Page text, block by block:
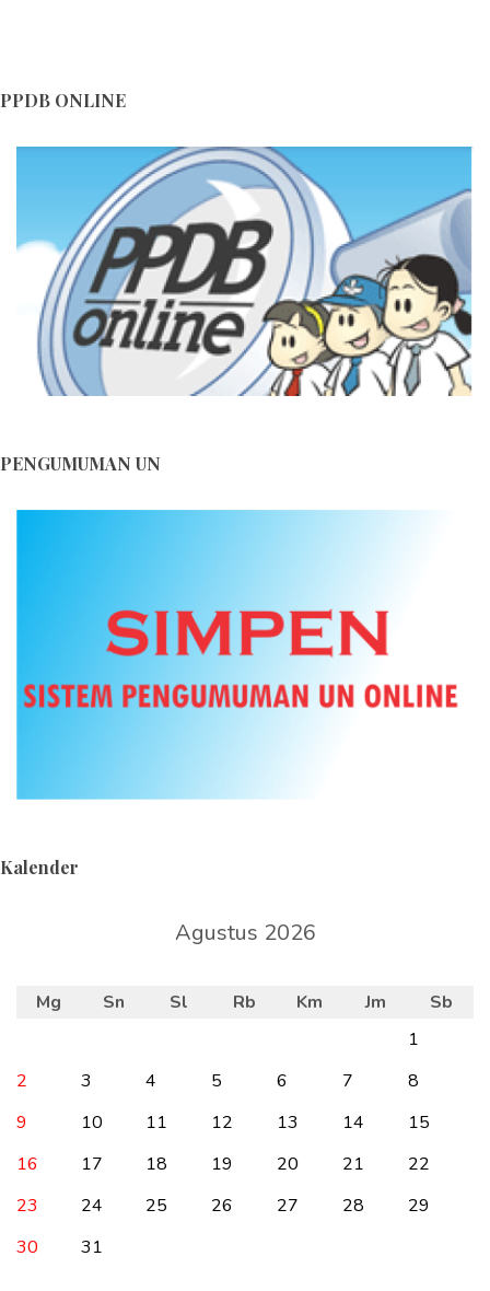
Blog Himbauan Menjaga dan Melestarikan Lingkungan ...
Tips Merayakan Pergantian Tahun Baru di Masa
Pandemi...
Tips Merayakan Pergantian Tahun Baru di Masa
Pandemi...
PPDB ONLINE
PENGUMUMAN UN
Kalender
Agustus 2026
Mg Sn Sl Rb Km Jm
Sb
1
2
3 4 5 6 7
8
9
10 11 12 13 14
15
16
17 18 19 20 21
22
23
24 25 26 27 28
29
30
31